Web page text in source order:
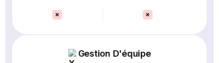
Gestion D'équipe